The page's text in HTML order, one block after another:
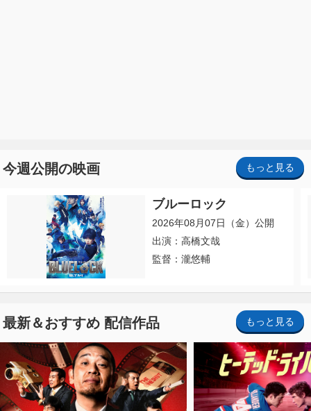
今週公開の映画 もっと見る
ブルーロック
2026年08月07日（金）公開
出演：高橋文哉
監督：瀧悠輔
最新＆おすすめ 配信作品 もっと見る